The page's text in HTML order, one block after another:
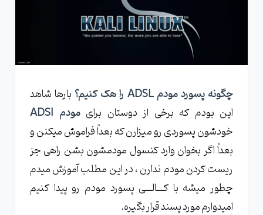
چگونه پسورد مودم ADSL را هک کنیم؟
بارها شاهد
این بودم که برخی از دوستان برایمودم ADSl
خودشون پسوردی رو میزارن که بعداً فراموش میکنن و
بعداً اگر بخوان وارد کنسول مودمشون بشن راهی جز
ریست کردن مودم ندارن ، در این مطلب آموزش میدم
چطور میشه با کـــالـــی پسورد مودم رو پیدا کنیم
امیدوارم مورد پسند قرار بگیره.